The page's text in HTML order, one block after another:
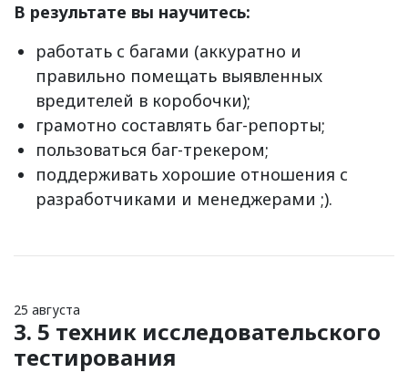
В результате вы научитесь:
работать с багами (аккуратно и
правильно помещать выявленных
вредителей в коробочки);
грамотно составлять баг-репорты;
пользоваться баг-трекером;
поддерживать хорошие отношения с
разработчиками и менеджерами ;).
25 августа
3. 5 техник исследовательского
тестирования